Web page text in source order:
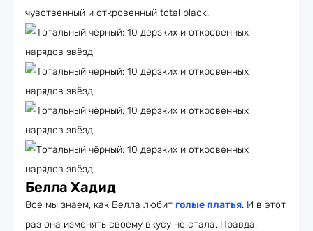
чувственный и откровенный total black.
Белла Хадид
Все мы знаем, как Белла любит голые платья. И в этот
раз она изменять своему вкусу не стала. Правда,